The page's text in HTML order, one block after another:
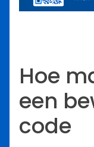
Hoe
een
code